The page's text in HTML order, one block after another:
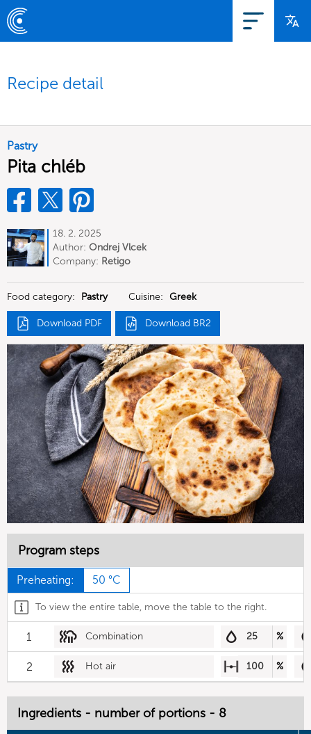
Recipe detail
Pastry
Pita chléb
18. 2. 2025
Author: Ondrej Vlcek
Company: Retigo
Food category: Pastry Cuisine: Greek
Download PDF Download BR2
Program steps
Preheating: 50 °C
To view the entire table, move the table to the right.
1 Combination 25 %
2 Hot air 100 %
Ingredients - number of portions - 8